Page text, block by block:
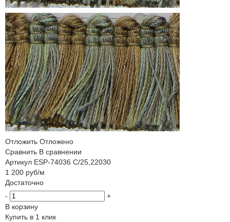
Отложить Отложено
Сравнить В сравнении
Артикул ESP-74036 C/25,22030
1 200 руб/м
Достаточно
-
+
В корзину
Купить в 1 клик